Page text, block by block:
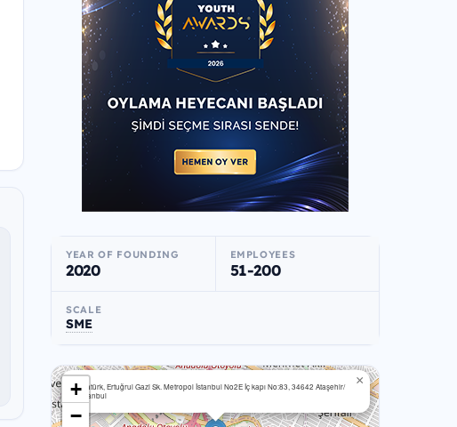
YEAR OF FOUNDING
2020
EMPLOYEES
51-200
SCALE
SME
Atatürk, Ertuğrul Gazi Sk. Metropol İstanbul No2E İç kapı No:83, 34642 Ataşehir/
İstanbul
×
+
−